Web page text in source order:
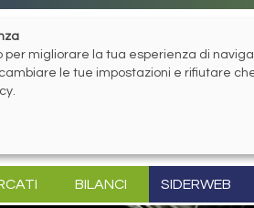
BILANCI SIDERWEB
migliorare la tua esperienza di
le tue impostazioni e rifiutare